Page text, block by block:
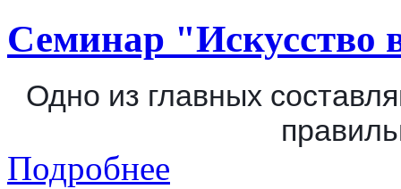
Семинар "Искусство
Одно из главных
Подробнее